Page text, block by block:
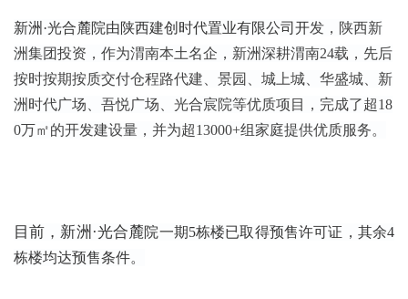
新洲·光合麓院由陕西建创时代置业有限公司开发， 陕西新
洲集团投资， 作为渭南本土名企，新洲深耕渭南24载，先后
按时按期按质交付仓程路代建、景园、城上城、华盛城、新
洲时代广场、吾悦广场、光合宸院等优质项目，完成了超18
0万㎡的开发建设量，并为超13000+组家庭提供优质服务。
目前，新洲·光合麓院一期5栋楼已取得预售许可证，其余4
栋楼均达预售条件。